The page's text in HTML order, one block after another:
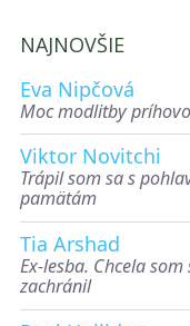
NAJNOVŠIE
Eva Nipčová
Moc modlitby
Viktor Novitchi
Trápil som sa s
pamätám
Tia Arshad
Ex-lesba. Chcela
zachránil